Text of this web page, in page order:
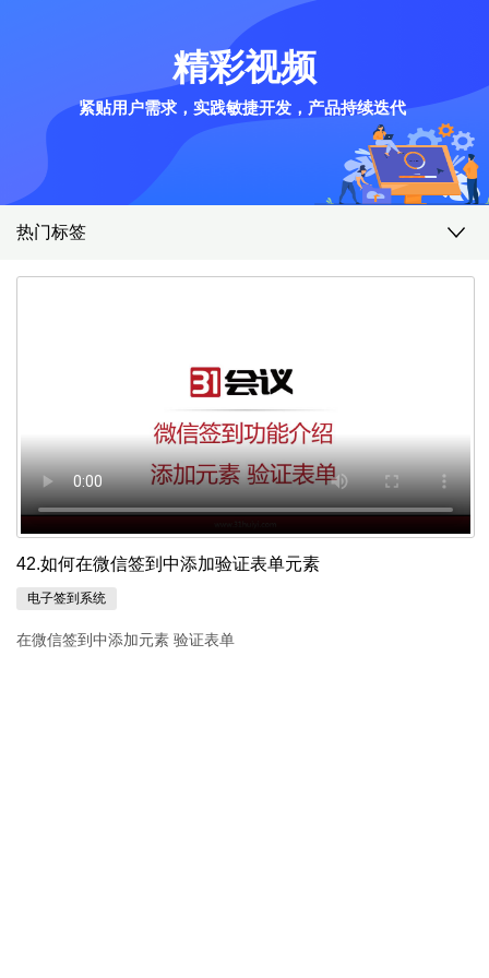
精彩视频
紧贴用户需求，实践敏捷开发，产品持续迭代
热门标签
42.如何在微信签到中添加验证表单元素
电子签到系统
在微信签到中添加元素 验证表单